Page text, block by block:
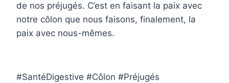
de nos préjugés. C’est en faisant la paix avec
notre côlon que nous faisons, finalement, la
paix avec nous-mêmes.
#SantéDigestive #Côlon #Préjugés